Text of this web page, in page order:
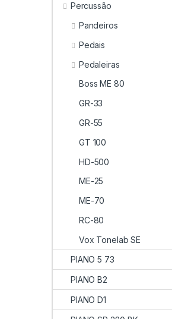
Percussão
Pandeiros
Pedais
Pedaleiras
Boss ME 80
GR-33
GR-55
GT 100
HD-500
ME-25
ME-70
RC-80
Vox Tonelab SE
PIANO 5 73
PIANO B2
PIANO D1